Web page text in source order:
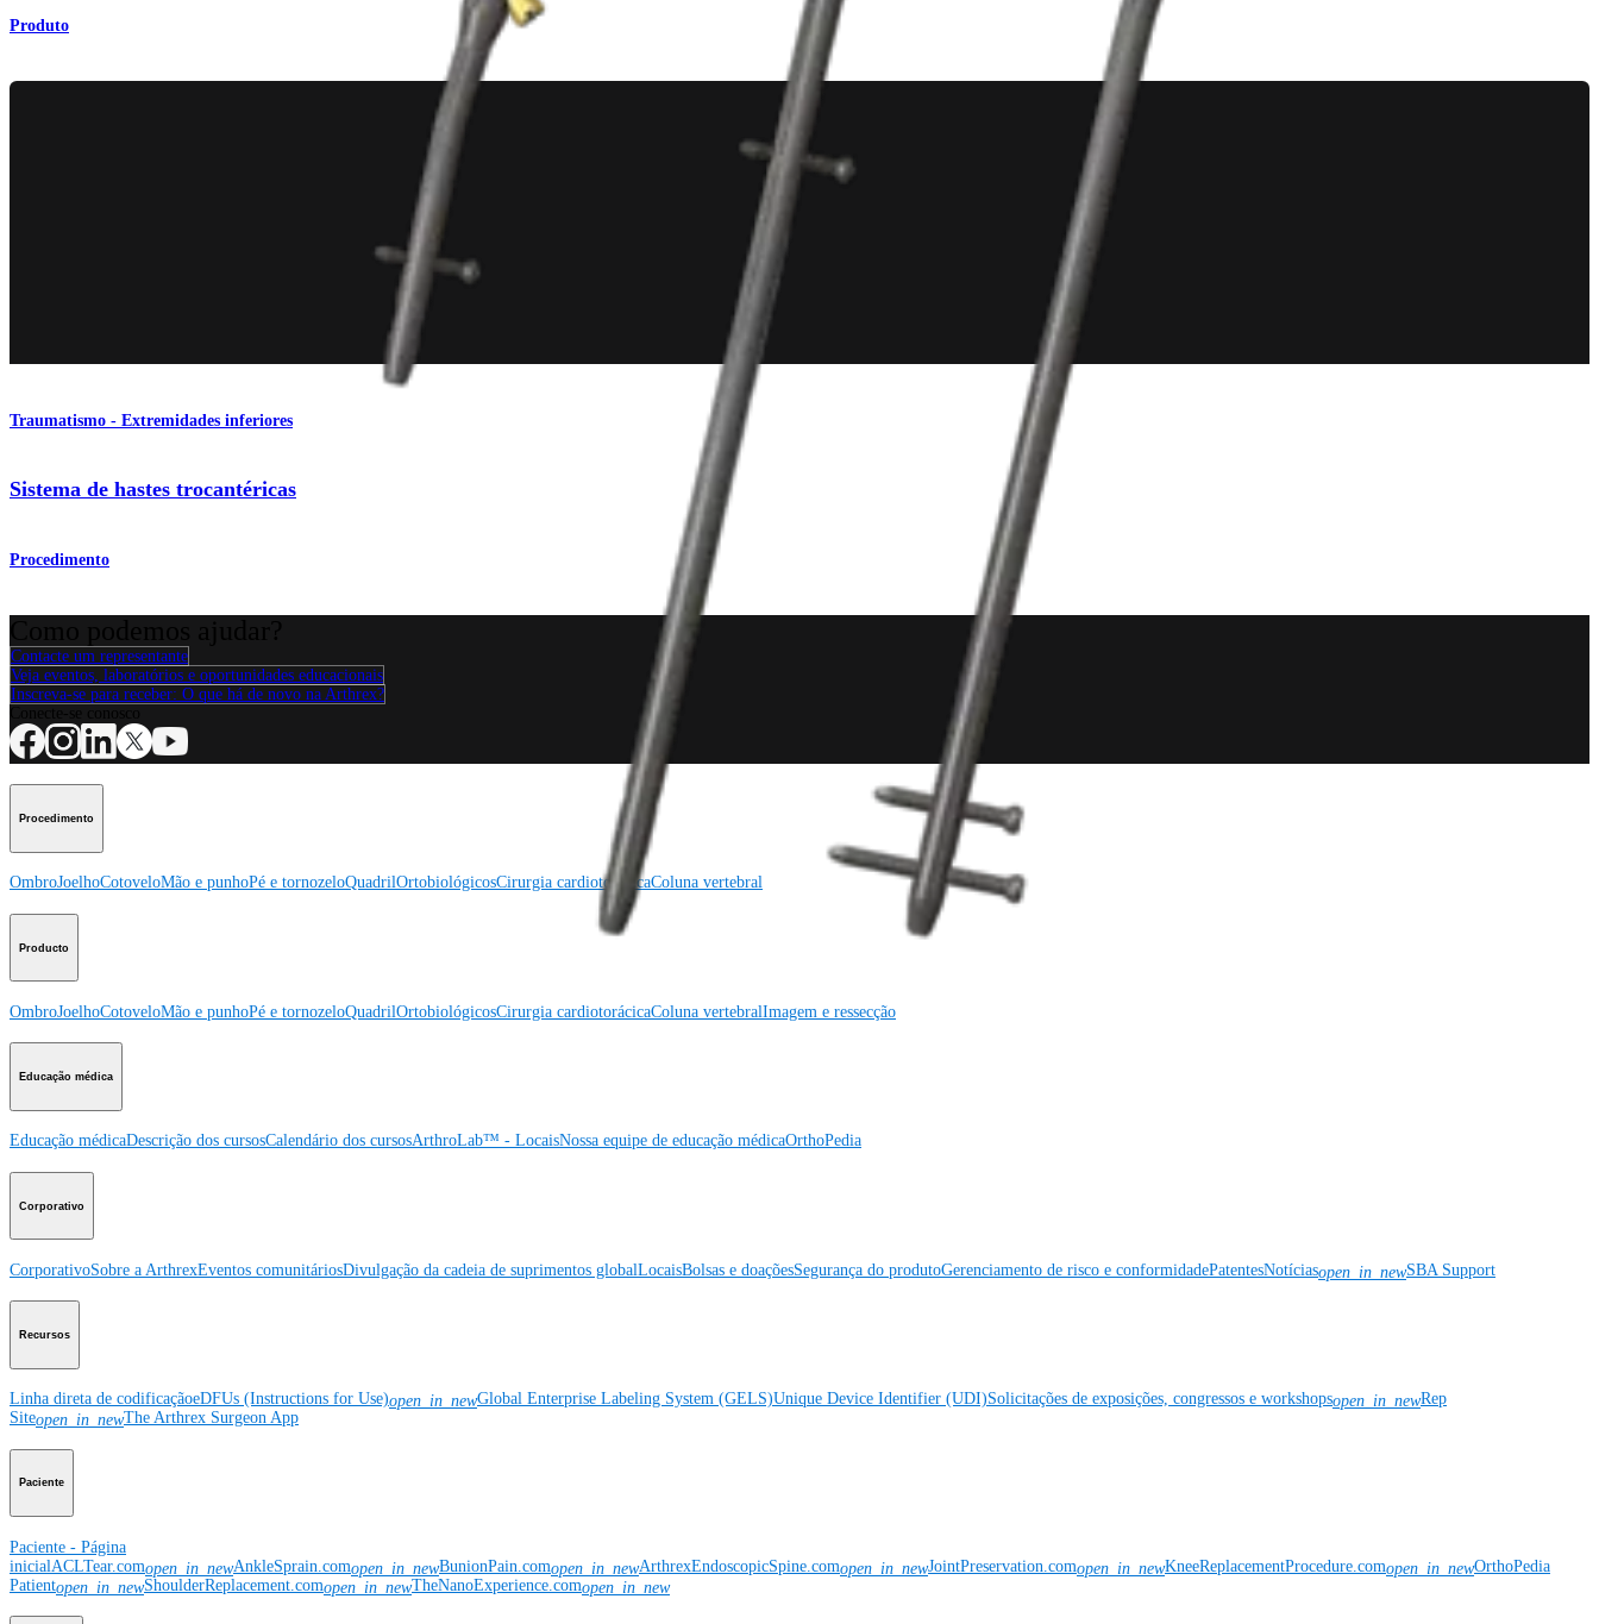
Produto
Traumatismo - Extremidades inferiores
Sistema de hastes trocantéricas
Procedimento
Contacte um representante
Veja eventos, laboratórios e oportunidades educacionais
Inscreva-se para receber: O que há de novo na Arthrex?
Procedimento
OmbroJoelhoCotoveloMão e punhoPé e tornozeloQuadrilOrtobiológicosCirurgia cardiotorácicaColuna vertebral
Producto
OmbroJoelhoCotoveloMão e punhoPé e tornozeloQuadrilOrtobiológicosCirurgia cardiotorácicaColuna vertebralImagem e ressecção
Educação médica
Educação médicaDescrição dos cursosCalendário dos cursosArthroLab™ - LocaisNossa equipe de educação médicaOrthoPedia
Corporativo
CorporativoSobre a ArthrexEventos comunitáriosDivulgação da cadeia de suprimentos globalLocaisBolsas e doaçõesSegurança do produtoGerenciamento de risco e conformidadePatentesNotíciasopen_in_newSBA Support
Recursos
Linha direta de codificaçãoeDFUs (Instructions for Use)open_in_newGlobal Enterprise Labeling System (GELS)Unique Device Identifier (UDI)Solicitações de exposições, congressos e workshopsopen_in_newRep
Siteopen_in_newThe Arthrex Surgeon App
Paciente
Paciente - Página
inicialACLTear.comopen_in_newAnkleSprain.comopen_in_newBunionPain.comopen_in_newArthrexEndoscopicSpine.comopen_in_newJointPreservation.comopen_in_newKneeReplacementProcedure.comopen_in_newOrthoPedia
Patientopen_in_newShoulderReplacement.comopen_in_newTheNanoExperience.comopen_in_new